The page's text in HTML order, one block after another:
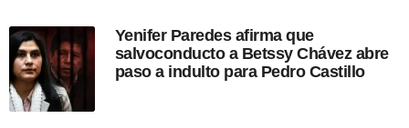
e
s
d
Yenifer Paredes afirma que
salvoconducto a Betssy Chávez abre
paso a indulto para Pedro Castillo